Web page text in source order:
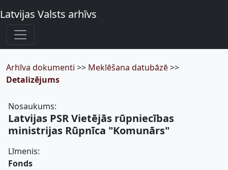
Latvijas Valsts arhīvs
Arhīva dokumenti >> Meklēšana datubāzē>>
Detalizējums
Nosaukums:
Latvijas PSR Vietējās rūpniecības
ministrijas Rūpnīca "Komunārs"
Līmenis:
Fonds